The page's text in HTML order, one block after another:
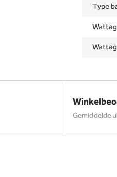
Type
Gemiddelde